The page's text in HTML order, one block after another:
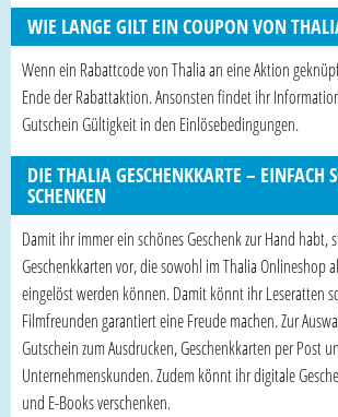
WIE LANGE GILT EIN COUPON VON
Wenn ein Rabattcode von Thalia an eine Aktion
Ende der Rabattaktion. Ansonsten findet ihr
Gutschein Gültigkeit in den Einlösebedingungen.
DIE THALIA GESCHENKKARTE – EINFACH
SCHENKEN
Damit ihr immer ein schönes Geschenk zur Hand habt,
Geschenkkarten vor, die sowohl im Thalia Onlineshop
eingelöst werden können. Damit könnt ihr Leseratten
Filmfreunden garantiert eine Freude machen. Zur
Gutschein zum Ausdrucken, Geschenkkarten per Post
Unternehmenskunden. Zudem könnt ihr digitale
und E-Books verschenken.